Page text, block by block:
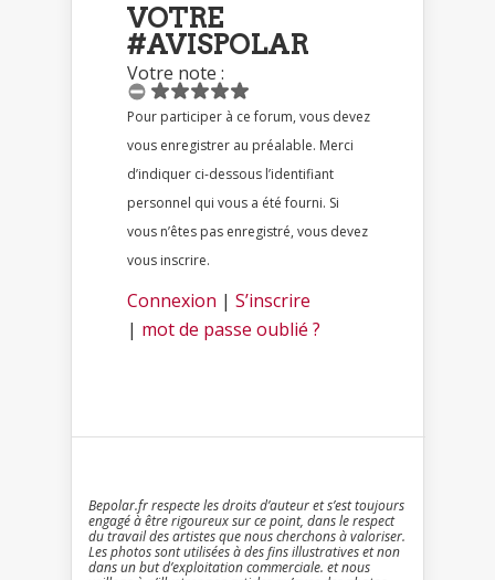
VOTRE
#AVISPOLAR
Votre note :
Pour participer à ce forum, vous devez
vous enregistrer au préalable. Merci
d’indiquer ci-dessous l’identifiant
personnel qui vous a été fourni. Si
vous n’êtes pas enregistré, vous devez
vous inscrire.
Connexion | S’inscrire
| mot de passe oublié ?
Bepolar.fr respecte les droits d’auteur et s’est toujours
engagé à être rigoureux sur ce point, dans le respect
du travail des artistes que nous cherchons à valoriser.
Les photos sont utilisées à des fins illustratives et non
dans un but d’exploitation commerciale. et nous